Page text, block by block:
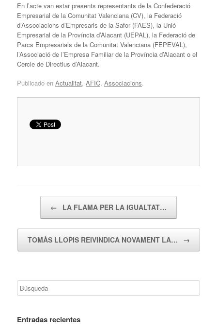
En l’acte van estar presents representants de la Confederació
Empresarial de la Comunitat Valenciana (CV), la Federació
d’Associacions d’Empresaris de la Safor (FAES), la Unió
Empresarial de la Província d’Alacant (UEPAL), la Federació de
Parcs Empresarials de la Comunitat Valenciana (FEPEVAL),
l’Associació de l’Empresa Familiar de la Província d’Alacant o el
Cercle de Directius d’Alacant.
Publicado en Actualitat, AFIC, Associacions.
← LA FLAMA PER LA IGUALTAT…
TOMÀS LLOPIS REIVINDICA NOVAMENT LA… →
Entradas recientes